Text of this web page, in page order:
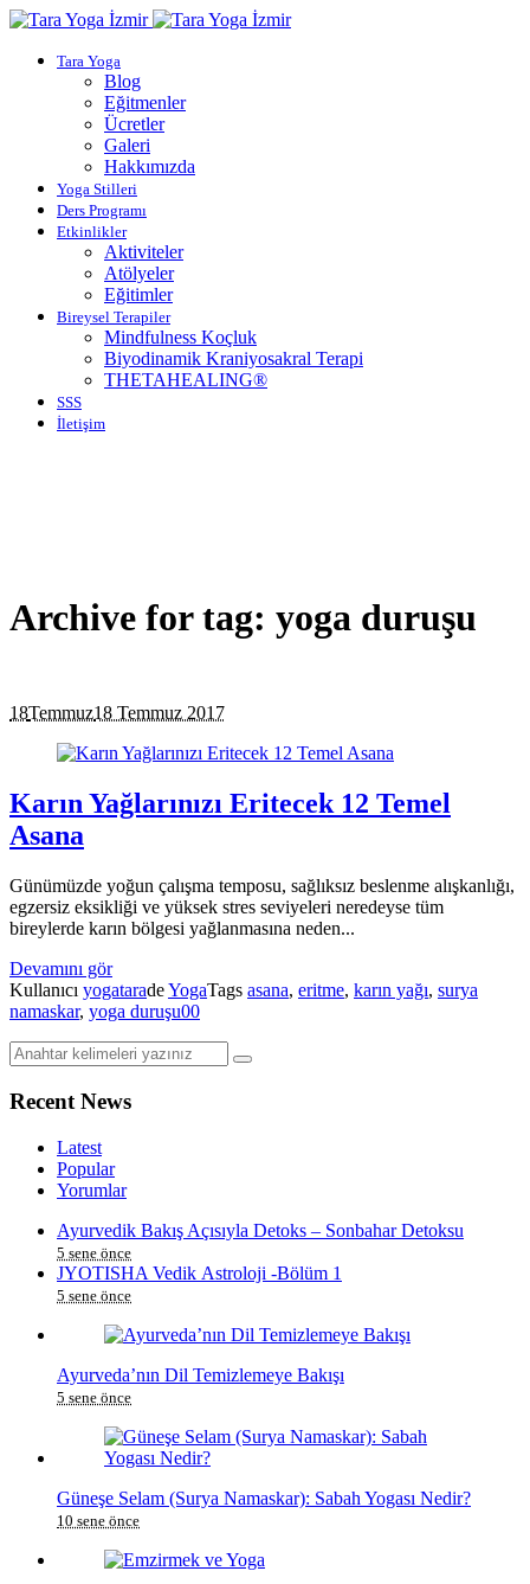
Tara Yoga
Blog
Eğitmenler
Ücretler
Galeri
Hakkımızda
Yoga Stilleri
Ders Programı
Etkinlikler
Aktiviteler
Atölyeler
Eğitimler
Bireysel Terapiler
Mindfulness Koçluk
Biyodinamik Kraniyosakral Terapi
THETAHEALING®
SSS
İletişim
Archive for tag: yoga duruşu
18Temmuz18 Temmuz 2017
Karın Yağlarınızı Eritecek 12 Temel
Asana
Günümüzde yoğun çalışma temposu, sağlıksız beslenme alışkanlığı,
egzersiz eksikliği ve yüksek stres seviyeleri neredeyse tüm
bireylerde karın bölgesi yağlanmasına neden...
Devamını gör
Kullanıcı yogataradeYogaTags asana, eritme, karın yağı, surya
namaskar, yoga duruşu00
Recent News
Latest
Popular
Yorumlar
Ayurvedik Bakış Açısıyla Detoks – Sonbahar Detoksu
5 sene önce
JYOTISHA Vedik Astroloji -Bölüm 1
5 sene önce
Ayurveda’nın Dil Temizlemeye Bakışı
5 sene önce
Güneşe Selam (Surya Namaskar): Sabah Yogası Nedir?
10 sene önce